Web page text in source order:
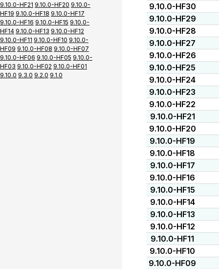
9.10.0-HF21 9.10.0-HF20 9.10.0-
HF19 9.10.0-HF18 9.10.0-HF17
9.10.0-HF16 9.10.0-HF15 9.10.0-
HF14 9.10.0-HF13 9.10.0-HF12
9.10.0-HF11 9.10.0-HF10 9.10.0-
HF09 9.10.0-HF08 9.10.0-HF07
9.10.0-HF06 9.10.0-HF05 9.10.0-
HF03 9.10.0-HF02 9.10.0-HF01
9.10.0 9.3.0 9.2.0 9.1.0
9.10.0-HF30
9.10.0-HF29
9.10.0-HF28
9.10.0-HF27
9.10.0-HF26
9.10.0-HF25
9.10.0-HF24
9.10.0-HF23
9.10.0-HF22
9.10.0-HF21
9.10.0-HF20
9.10.0-HF19
9.10.0-HF18
9.10.0-HF17
9.10.0-HF16
9.10.0-HF15
9.10.0-HF14
9.10.0-HF13
9.10.0-HF12
9.10.0-HF11
9.10.0-HF10
9.10.0-HF09